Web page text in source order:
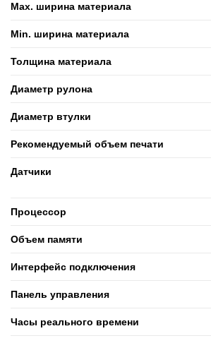
Max. ширина материала
Min. ширина материала
Толщина материала
Диаметр рулона
Диаметр втулки
Рекомендуемый объем печати
Датчики
Процессор
Объем памяти
Интерфейс подключения
Панель управления
Часы реального времени